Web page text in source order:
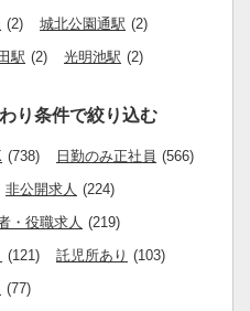
(2) 城北公園通駅 (2)
駅 (2) 光明池駅 (2)
り条件で絞り込む
(738) 日勤のみ正社員 (566)
非公開求人 (224)
・役職求人 (219)
(121) 託児所あり (103)
(77)